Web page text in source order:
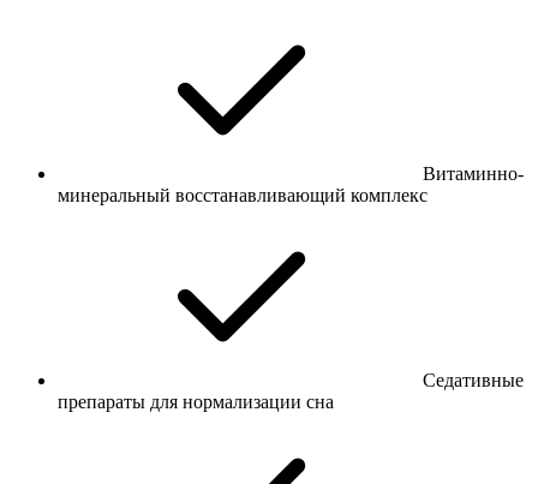
Витаминно-
минеральный восстанавливающий комплекс
Седативные
препараты для нормализации сна